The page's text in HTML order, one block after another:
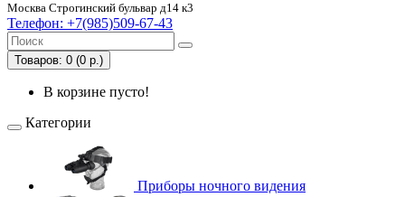
Москва Строгинский бульвар д14 к3
Телефон: +7(985)509-67-43
Товаров: 0 (0 р.)
В корзине пусто!
Категории
Приборы ночного видения